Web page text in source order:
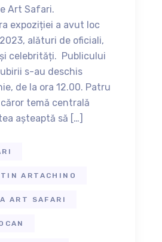
Art Safari.
expoziției a avut loc
alături de oficiali,
celebrități. Publicului
s-au deschis
de la ora 12.00. Patru
temă centrală
așteaptă să […]
ARTACHINO
ART SAFARI